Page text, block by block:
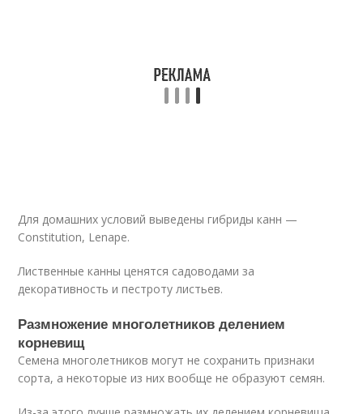
Для домашних условий выведены гибриды канн —
Constitution, Lenape.
Лиственные канны ценятся садоводами за
декоративность и пестроту листьев.
Размножение многолетников делением
корневищ
Семена многолетников могут не сохранить признаки
сорта, а некоторые из них вообще не образуют семян.